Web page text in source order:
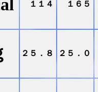
１１４ １６５
２５．８ ２５．０